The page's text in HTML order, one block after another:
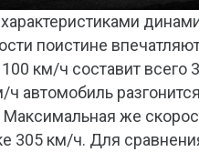
поистине
км/ч составит всего
автомобиль
же
305 км/ч. Для